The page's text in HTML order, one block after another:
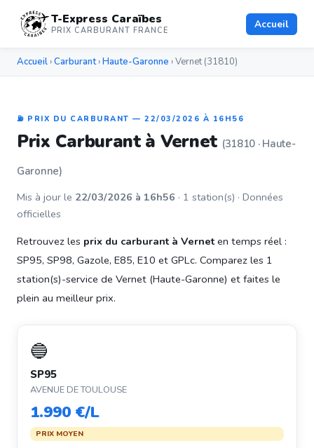
T-Express Caraïbes
PRIX CARBURANT FRANCE Accueil
Accueil ›Carburant›Haute-Garonne › Vernet (31810)
⛽ PRIX DU CARBURANT — 22/03/2026 À 16H56
Prix Carburant à Vernet (31810 · Haute-
Garonne)
Mis à jour le 22/03/2026 à 16h56 · 1 station(s) · Données
officielles
Retrouvez les prix du carburant à Verneten temps réel :
SP95, SP98, Gazole, E85, E10 et GPLc. Comparez les 1
station(s)-service de Vernet (Haute-Garonne) et faites le
plein au meilleur prix.
🔵
SP95
AVENUE DE TOULOUSE
1.990 €/L
PRIX MOYEN